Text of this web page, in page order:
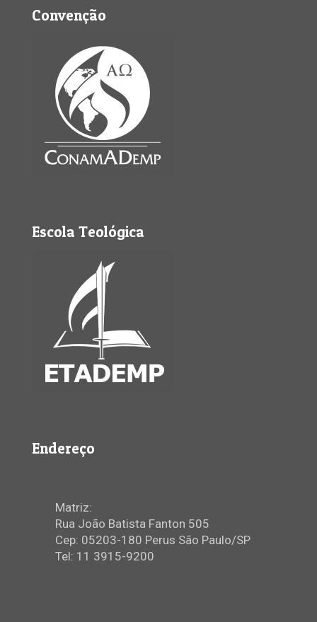
Convenção
Escola Teológica
Endereço
Matriz:
Rua João Batista Fanton 505
Cep: 05203-180 Perus São Paulo/SP
Tel: 11 3915-9200